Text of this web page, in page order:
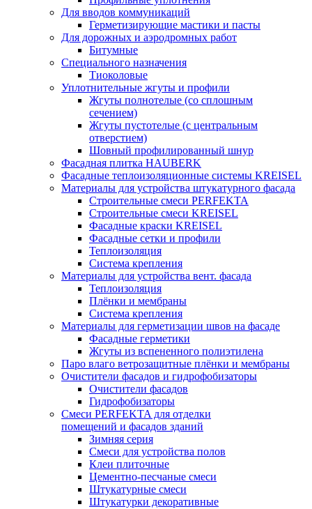
Для вводов коммуникаций
Герметизирующие мастики и пасты
Для дорожных и аэродромных работ
Битумные
Специального назначения
Тиоколовые
Уплотнительные жгуты и профили
Жгуты полнотелые (со сплошным
сечением)
Жгуты пустотелые (с центральным
отверстием)
Шовный профилированный шнур
Фасадная плитка HAUBERK
Фасадные теплоизоляционные системы KREISEL
Материалы для устройства штукатурного фасада
Строительные смеси PERFEKTA
Строительные смеси KREISEL
Фасадные краски KREISEL
Фасадные сетки и профили
Теплоизоляция
Система крепления
Материалы для устройства вент. фасада
Теплоизоляция
Плёнки и мембраны
Система крепления
Материалы для герметизации швов на фасаде
Фасадные герметики
Жгуты из вспененного полиэтилена
Паро влаго ветрозащитные плёнки и мембраны
Очистители фасадов и гидрофобизаторы
Очистители фасадов
Гидрофобизаторы
Смеси PERFEKTA для отделки
помещений и фасадов зданий
Зимняя серия
Смеси для устройства полов
Клеи плиточные
Цементно-песчаные смеси
Штукатурные смеси
Штукатурки декоративные